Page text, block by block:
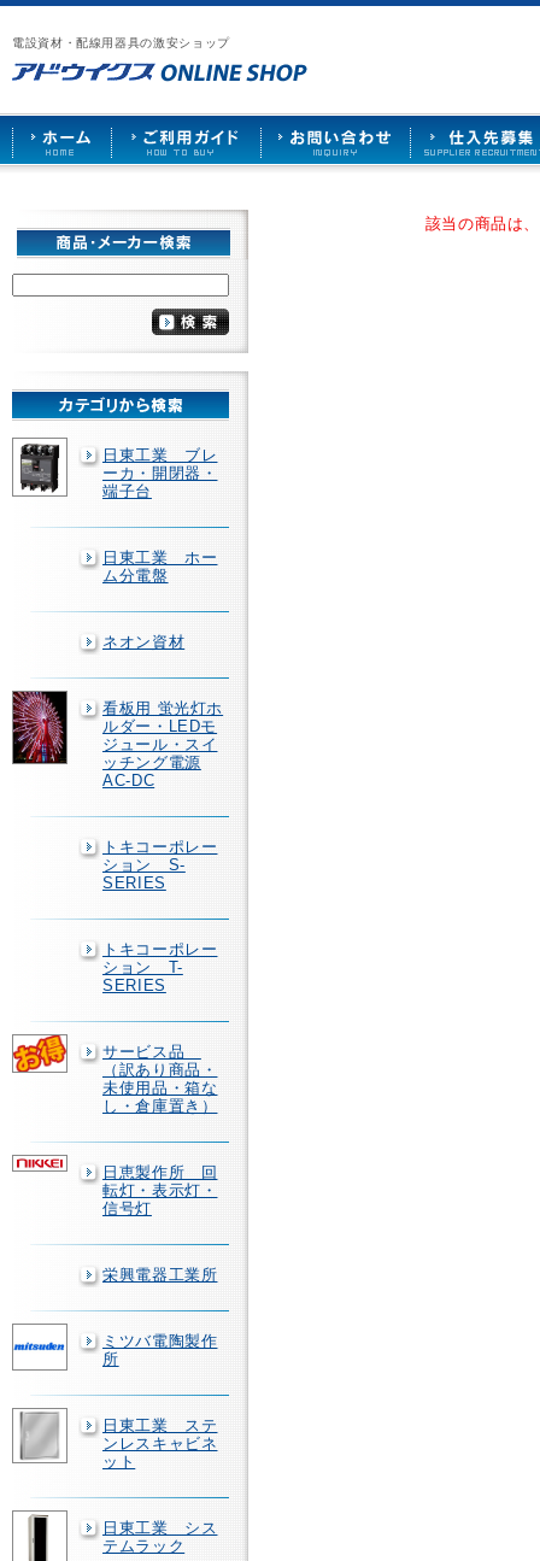
電設資材・配線用器具の激安ショップ
漏
電
ブ
レ
ー
カ
ー
や
照
ケ
ッ
ト
な
で
販
売
ア
ウ
イ
ス
HOME
ご
用
ガ
ド
お
い
合
せ
仕
先
募
日東工業 ブレ
ーカ・開閉器・
端子台
日東工業 ホー
ム分電盤
ネオン資材
看板用 蛍光灯ホ
ルダー・LEDモ
ジュール・スイ
ッチング電源
AC-DC
トキコーポレー
ション S-
SERIES
トキコーポレー
ション T-
SERIES
サービス品
（訳あり商品・
未使用品・箱な
し・倉庫置き）
日恵製作所 回
転灯・表示灯・
信号灯
栄興電器工業所
ミツバ電陶製作
所
日東工業 ステ
ンレスキャビネ
ット
日東工業 シス
テムラック
該当の商品は